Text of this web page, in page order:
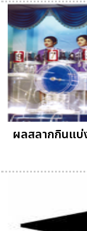
ผลสลากกินแบ่